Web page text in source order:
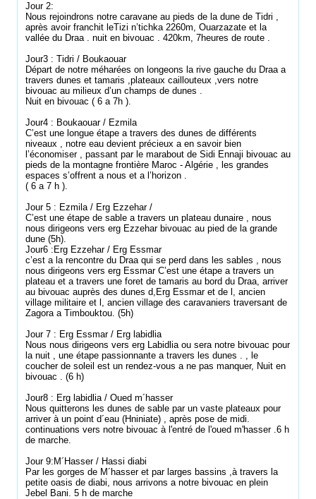
Jour 2:
Nous rejoindrons notre caravane au pieds de la dune de Tidri ,
après avoir franchit leTizi n’tichka 2260m, Ouarzazate et la
vallée du Draa . nuit en bivouac . 420km, 7heures de route .
Jour3 : Tidri / Boukaouar
Départ de notre méharées on longeons la rive gauche du Draa a
travers dunes et tamaris ,plateaux caillouteux ,vers notre
bivouac au milieux d’un champs de dunes .
Nuit en bivouac ( 6 a 7h ).
Jour4 : Boukaouar / Ezmila
C’est une longue étape a travers des dunes de différents
niveaux , notre eau devient précieux a en savoir bien
l’économiser , passant par le marabout de Sidi Ennaji bivouac au
pieds de la montagne frontière Maroc - Algérie , les grandes
espaces s’offrent a nous et a l’horizon .
( 6 a 7 h ).
Jour 5 : Ezmila / Erg Ezzehar /
C’est une étape de sable a travers un plateau dunaire , nous
nous dirigeons vers erg Ezzehar bivouac au pied de la grande
dune (5h).
Jour6 :Erg Ezzehar / Erg Essmar
c’est a la rencontre du Draa qui se perd dans les sables , nous
nous dirigeons vers erg Essmar C’est une étape a travers un
plateau et a travers une foret de tamaris au bord du Draa, arriver
au bivouac auprès des dunes d,Erg Essmar et de l, ancien
village militaire et l, ancien village des caravaniers traversant de
Zagora a Timbouktou. (5h)
Jour 7 : Erg Essmar / Erg labidlia
Nous nous dirigeons vers erg Labidlia ou sera notre bivouac pour
la nuit , une étape passionnante a travers les dunes . , le
coucher de soleil est un rendez-vous a ne pas manquer, Nuit en
bivouac . (6 h)
Jour8 : Erg labidlia / Oued m´hasser
Nous quitterons les dunes de sable par un vaste plateaux pour
arriver à un point d´eau (Hniniate) , après pose de midi.
continuations vers notre bivouac à l'entré de l'oued m'hasser .6 h
de marche.
Jour 9:M´Hasser / Hassi diabi
Par les gorges de M´hasser et par larges bassins ,à travers la
petite oasis de diabi, nous arrivons a notre bivouac en plein
Jebel Bani. 5 h de marche